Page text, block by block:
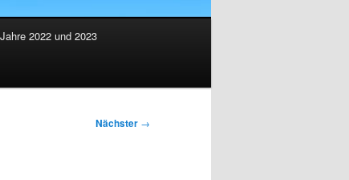
2022 und 2023
Nächster →